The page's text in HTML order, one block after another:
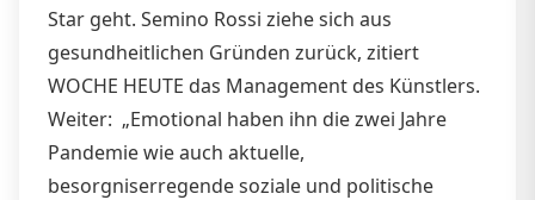
Star geht. Semino Rossi ziehe sich aus
gesundheitlichen Gründen zurück, zitiert
WOCHE HEUTE das Management des Künstlers.
Weiter: „Emotional haben ihn die zwei Jahre
Pandemie wie auch aktuelle,
besorgniserregende soziale und politische